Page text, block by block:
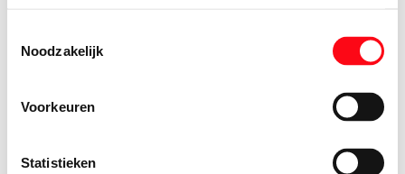
Noodzakelijk
Voorkeuren
Statistieken